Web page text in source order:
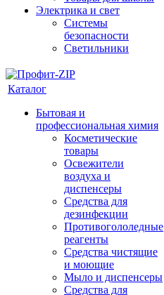
Электрика и свет
Системы
безопасности
Светильники
Каталог
Бытовая и
профессиональная химия
Косметические
товары
Освежители
воздуха и
диспенсеры
Средства для
дезинфекции
Противогололедные
реагенты
Средства чистящие
и моющие
Мыло и диспенсеры
Средства для